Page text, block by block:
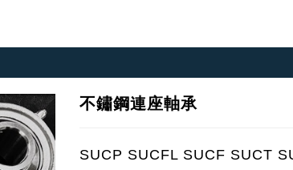
不鏽鋼連座軸承
SUCP SUCFL SUCF SUCT